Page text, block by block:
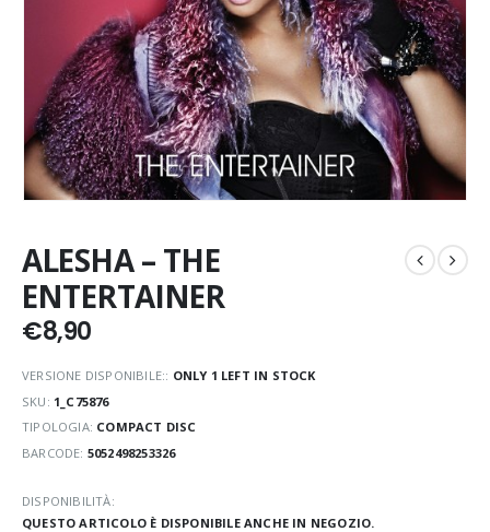
ALESHA – THE
ENTERTAINER
€8,90
VERSIONE DISPONIBILE:: ONLY 1 LEFT IN STOCK
SKU: 1_C75876
TIPOLOGIA: COMPACT DISC
BARCODE: 5052498253326
DISPONIBILITÀ:
QUESTO ARTICOLO È DISPONIBILE ANCHE IN NEGOZIO.